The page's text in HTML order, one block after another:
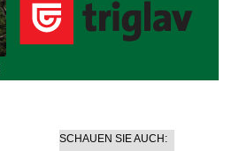
SCHAUEN SIE AUCH: